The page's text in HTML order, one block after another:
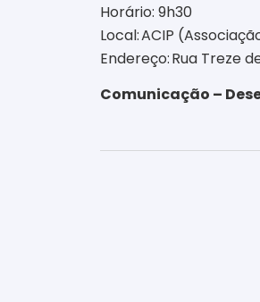
Horário: 9h30
Local: ACIP
Endereço: Rua Treze
Comunicação –